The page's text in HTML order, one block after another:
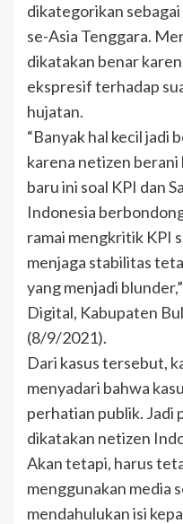
dikategorikan
se-Asia Tenggara.
dikatakan benar
ekspresif terhadap
hujatan.
“Banyak hal kecil jadi
karena netizen berani
baru ini soal KPI dan
Indonesia
ramai mengkritik KPI
menjaga stabilitas
yang menjadi
Digital, Kabupaten
(8/9/2021).
Dari kasus tersebut,
menyadari bahwa
perhatian publik. Jadi
dikatakan netizen
Akan tetapi, harus
menggunakan media
mendahulukan isi